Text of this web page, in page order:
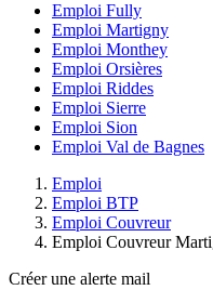
Emploi Fully
Emploi Martigny
Emploi Monthey
Emploi Orsières
Emploi Riddes
Emploi Sierre
Emploi Sion
Emploi Val de Bagnes
Emploi
Emploi BTP
Emploi Couvreur
Emploi Couvreur
Créer une alerte mail